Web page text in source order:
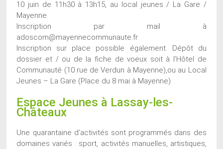
10 juin de 11h30 à 13h15, au local jeunes / La Gare /
Mayenne
Inscription par mail à
adoscom@mayennecommunaute.fr
Inscription sur place possible également. Dépôt du
dossier et / ou de la fiche de voeux soit à l’Hôtel de
Communauté (10 rue de Verdun à Mayenne),ou au Local
Jeunes – La Gare (Place du 8 mai à Mayenne)
Espace Jeunes à Lassay-les-
Châteaux
Une quarantaine d’activités sont programmés dans des
domaines variés : sport, activités manuelles, artistiques,